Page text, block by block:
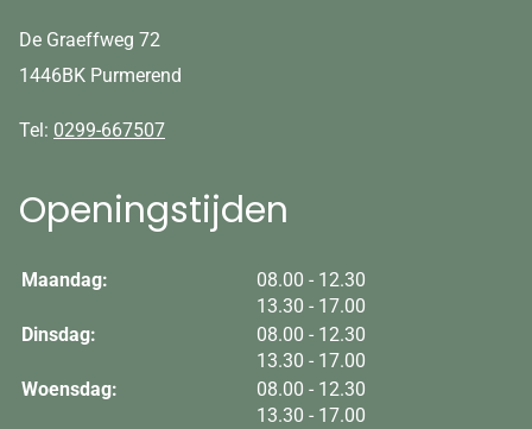
De Graeffweg 72
1446BK Purmerend
Tel: 0299-667507
Openingstijden
Maandag: 08.00 tot
- 12.30
13.30 tot
- 17.00
Dinsdag:
08.00 tot
- 12.30
13.30 tot
- 17.00
Woensdag:
08.00 tot
- 12.30
13.30 tot
- 17.00